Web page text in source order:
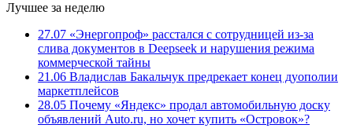
Лучшее за неделю
27.07 «Энергопроф» расстался с сотрудницей из-за
слива документов в Deepseek и нарушения режима
коммерческой тайны
21.06 Владислав Бакальчук предрекает конец дуополии
маркетплейсов
28.05 Почему «Яндекс» продал автомобильную доску
объявлений Auto.ru, но хочет купить «Островок»?